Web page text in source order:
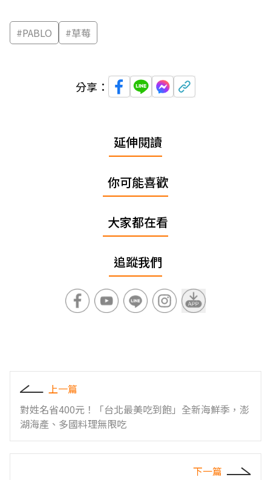
#PABLO #草莓
分享：
延伸閱讀
你可能喜歡
大家都在看
追蹤我們
上一篇
對姓名省400元！「台北最美吃到飽」全新海鮮季，澎
湖海產、多國料理無限吃
下一篇